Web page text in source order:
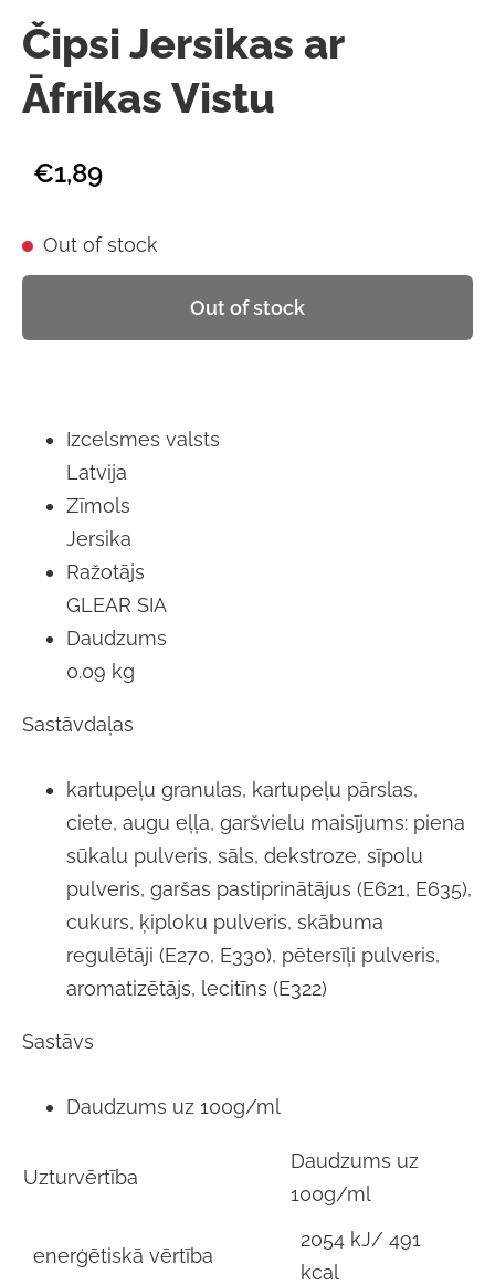
Čipsi Jersikas ar
Āfrikas Vistu
€1,89
Out of stock
Out of stock
Izcelsmes valsts
Latvija
Zīmols
Jersika
Ražotājs
GLEAR SIA
Daudzums
0.09 kg
Sastāvdaļas
kartupeļu granulas, kartupeļu pārslas,
ciete, augu eļļa, garšvielu maisījums: piena
sūkalu pulveris, sāls, dekstroze, sīpolu
pulveris, garšas pastiprinātājus (E621, E635),
cukurs, ķiploku pulveris, skābuma
regulētāji (E270, E330), pētersīļi pulveris,
aromatizētājs, lecitīns (E322)
Sastāvs
Daudzums uz 100g/ml
Uzturvērtība
Daudzums uz
100g/ml
enerģētiskā vērtība
2054 kJ/ 491
kcal